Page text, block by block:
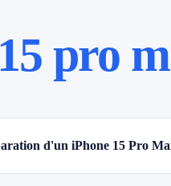
pro
d'un iPhone 15 Pro